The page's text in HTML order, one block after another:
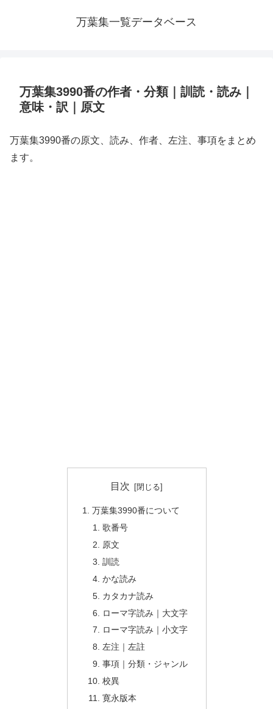
万葉集一覧データベース
万葉集3990番の作者・分類｜訓読・読み｜
意味・訳｜原文
万葉集3990番の原文、読み、作者、左注、事項をまとめ
ます。
目次
万葉集3990番について
歌番号
原文
訓読
かな読み
カタカナ読み
ローマ字読み｜大文字
ローマ字読み｜小文字
左注｜左註
事項｜分類・ジャンル
校異
寛永版本